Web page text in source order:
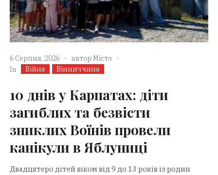
6 Серпня, 2026 автор Місто
In
Війна Вінниччина
10 днів у Карпатах: діти
загиблих та безвісти
зниклих Воїнів провели
канікули в Яблуниці
Двадцятеро дітей віком від 9 до 13 років із родин